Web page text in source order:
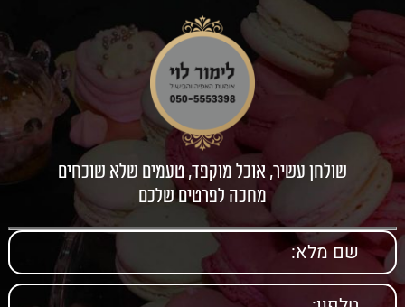
שולחן עשיר, אוכל מוקפד, טעמים שלא שוכחים
מחכה לפרטים שלכם